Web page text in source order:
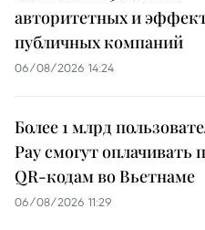
авторитетных и
публичных компаний
06/08/2026 14:24
Более 1 млрд
Pay смогут оплачивать
QR-кодам во Вьетнаме
06/08/2026 11:29